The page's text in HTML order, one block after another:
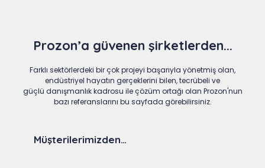
Prozon’a güvenen şirketlerden...
Farklı sektörlerdeki bir çok projeyi başarıyla yönetmiş olan,
endüstriyel hayatın gerçeklerini bilen, tecrübeli ve
güçlü danışmanlık kadrosu ile çözüm ortağı olan Prozon'nun
bazı referanslarını bu sayfada görebilirsiniz.
Müşterilerimizden…